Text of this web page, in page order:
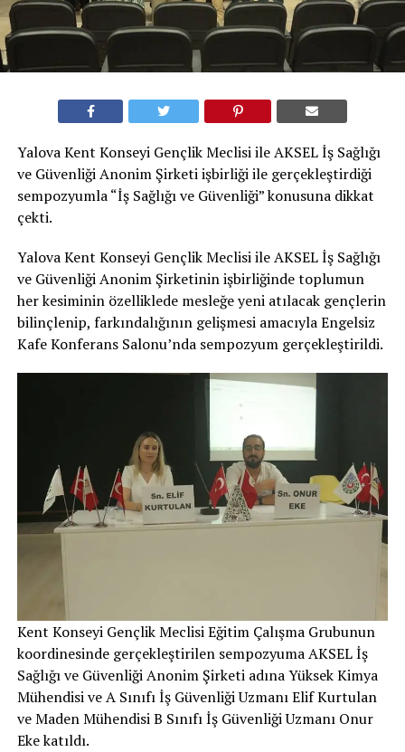
Yalova Kent Konseyi Gençlik Meclisi ile AKSEL İş Sağlığı
ve Güvenliği Anonim Şirketi işbirliği ile gerçekleştirdiği
sempozyumla “İş Sağlığı ve Güvenliği” konusuna dikkat
çekti.
Yalova Kent Konseyi Gençlik Meclisi ile AKSEL İş Sağlığı
ve Güvenliği Anonim Şirketinin işbirliğinde toplumun
her kesiminin özelliklede mesleğe yeni atılacak gençlerin
bilinçlenip, farkındalığının gelişmesi amacıyla Engelsiz
Kafe Konferans Salonu’nda sempozyum gerçekleştirildi.
Kent Konseyi Gençlik Meclisi Eğitim Çalışma Grubunun
koordinesinde gerçekleştirilen sempozyuma AKSEL İş
Sağlığı ve Güvenliği Anonim Şirketi adına Yüksek Kimya
Mühendisi ve A Sınıfı İş Güvenliği Uzmanı Elif Kurtulan
ve Maden Mühendisi B Sınıfı İş Güvenliği Uzmanı Onur
Eke katıldı.